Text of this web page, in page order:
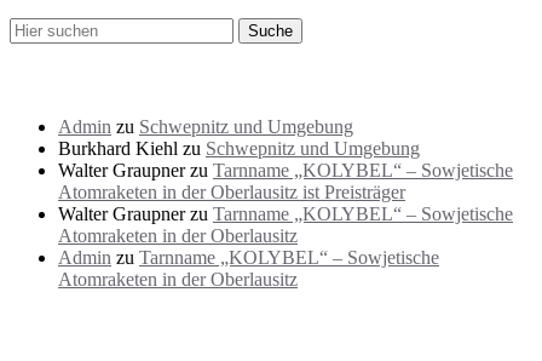
Admin zu Schwepnitz und Umgebung
Burkhard Kiehl zu Schwepnitz und Umgebung
Walter Graupnerzu Tarnname „KOLYBEL“ – Sowjetische
Atomraketen in der Oberlausitz ist Preisträger
Walter Graupnerzu Tarnname „KOLYBEL“ – Sowjetische
Atomraketen in der Oberlausitz
Admin zu Tarnname „KOLYBEL“ – Sowjetische
Atomraketen in der Oberlausitz